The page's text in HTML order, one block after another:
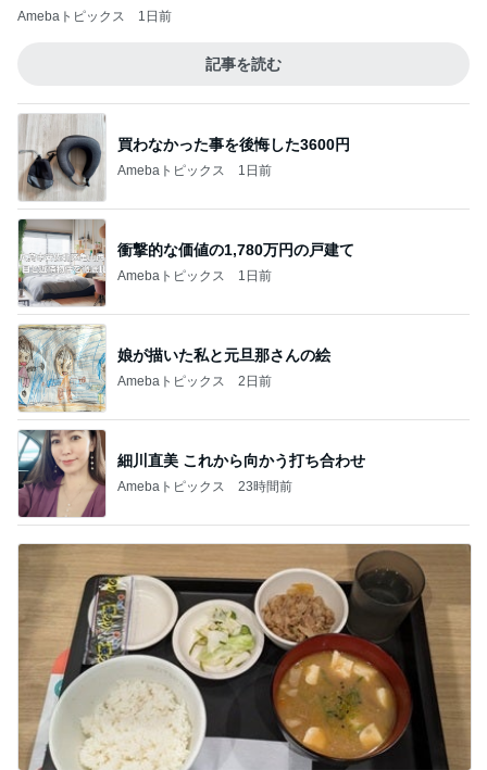
Amebaトピックス 1日前
記事を読む
買わなかった事を後悔した3600円
Amebaトピックス 1日前
衝撃的な価値の1,780万円の戸建て
Amebaトピックス 1日前
娘が描いた私と元旦那さんの絵
Amebaトピックス 2日前
細川直美 これから向かう打ち合わせ
Amebaトピックス 23時間前